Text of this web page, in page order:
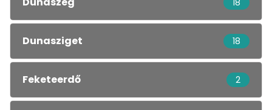
Dunasziget 18
Feketeerdő 2